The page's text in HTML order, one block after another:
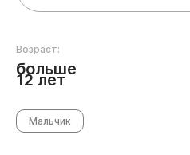
Возраст:
больше
12 лет
Мальчик